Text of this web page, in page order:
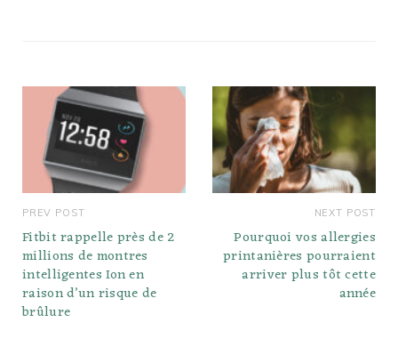
PREV POST
Fitbit rappelle près de 2
millions de montres
intelligentes Ion en
raison d’un risque de
brûlure
NEXT POST
Pourquoi vos allergies
printanières pourraient
arriver plus tôt cette
année